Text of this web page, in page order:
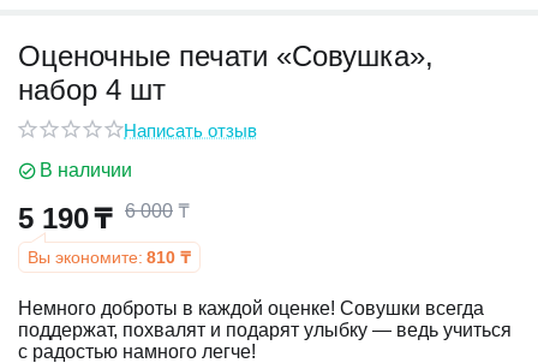
Оценочные печати «Совушка»,
набор 4 шт
Написать отзыв
В наличии
5 190₸ 6 000 ₸
Вы экономите: 810 ₸
Немного доброты в каждой оценке! Совушки всегда
поддержат, похвалят и подарят улыбку — ведь учиться
с радостью намного легче!